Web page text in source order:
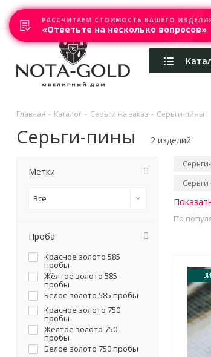
Главная Акции Каталоги Изготовление
Главная - Каталог - Серьги на заказ - Серьги-пины
Серьги-пины 2 изделий
Серьги
По
Метки
Все
Проба
Красное золото 585
пробы
Жёлтое золото 585
пробы
Белое золото 585 пробы
Красное золото 750
пробы
Жёлтое золото 750
пробы
Белое золото 750 пробы
РАССЧИТАЕМ СТОИМОСТЬ ВАШЕГО
«Ответьте на несколько вопросов»